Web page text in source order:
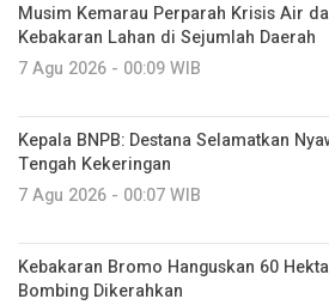
Musim Kemarau Perparah Krisis Air
Kebakaran Lahan di Sejumlah Daerah
7 Agu 2026 - 00:09 WIB
Kepala BNPB: Destana Selamatkan
Tengah Kekeringan
7 Agu 2026 - 00:07 WIB
Kebakaran Bromo Hanguskan 60
Bombing Dikerahkan